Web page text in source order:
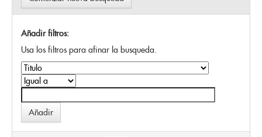
Añadir filtros:
Usa los filtros para afinar la busqueda.